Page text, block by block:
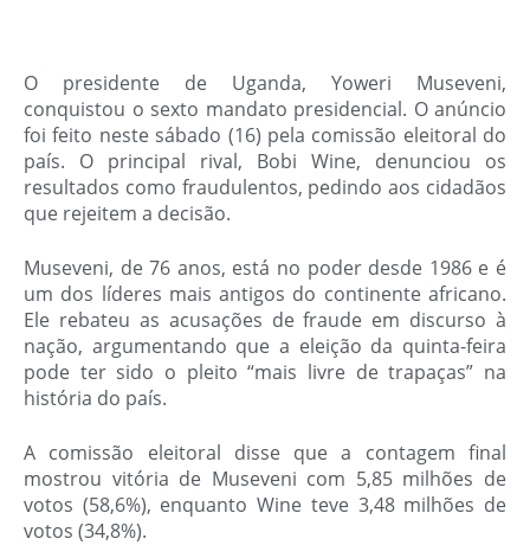
O presidente de Uganda, Yoweri Museveni,
conquistou o sexto mandato presidencial. O anúncio
foi feito neste sábado (16) pela comissão eleitoral do
país. O principal rival, Bobi Wine, denunciou os
resultados como fraudulentos, pedindo aos cidadãos
que rejeitem a decisão.
Museveni, de 76 anos, está no poder desde 1986 e é
um dos líderes mais antigos do continente africano.
Ele rebateu as acusações de fraude em discurso à
nação, argumentando que a eleição da quinta-feira
pode ter sido o pleito “mais livre de trapaças” na
história do país.
A comissão eleitoral disse que a contagem final
mostrou vitória de Museveni com 5,85 milhões de
votos (58,6%), enquanto Wine teve 3,48 milhões de
votos (34,8%).